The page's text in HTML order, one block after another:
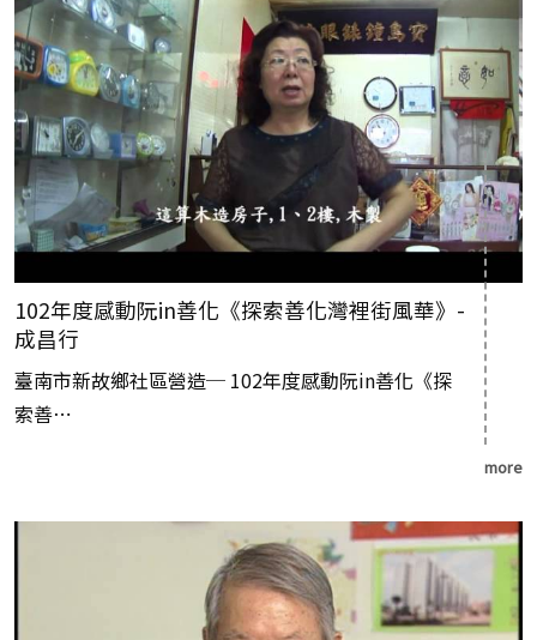
102年度感動阮in善化《探索善化灣裡街風華》-
成昌行
臺南市新故鄉社區營造─ 102年度感動阮in善化《探
索善⋯
more